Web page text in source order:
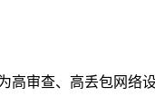
高审查、高丢包网